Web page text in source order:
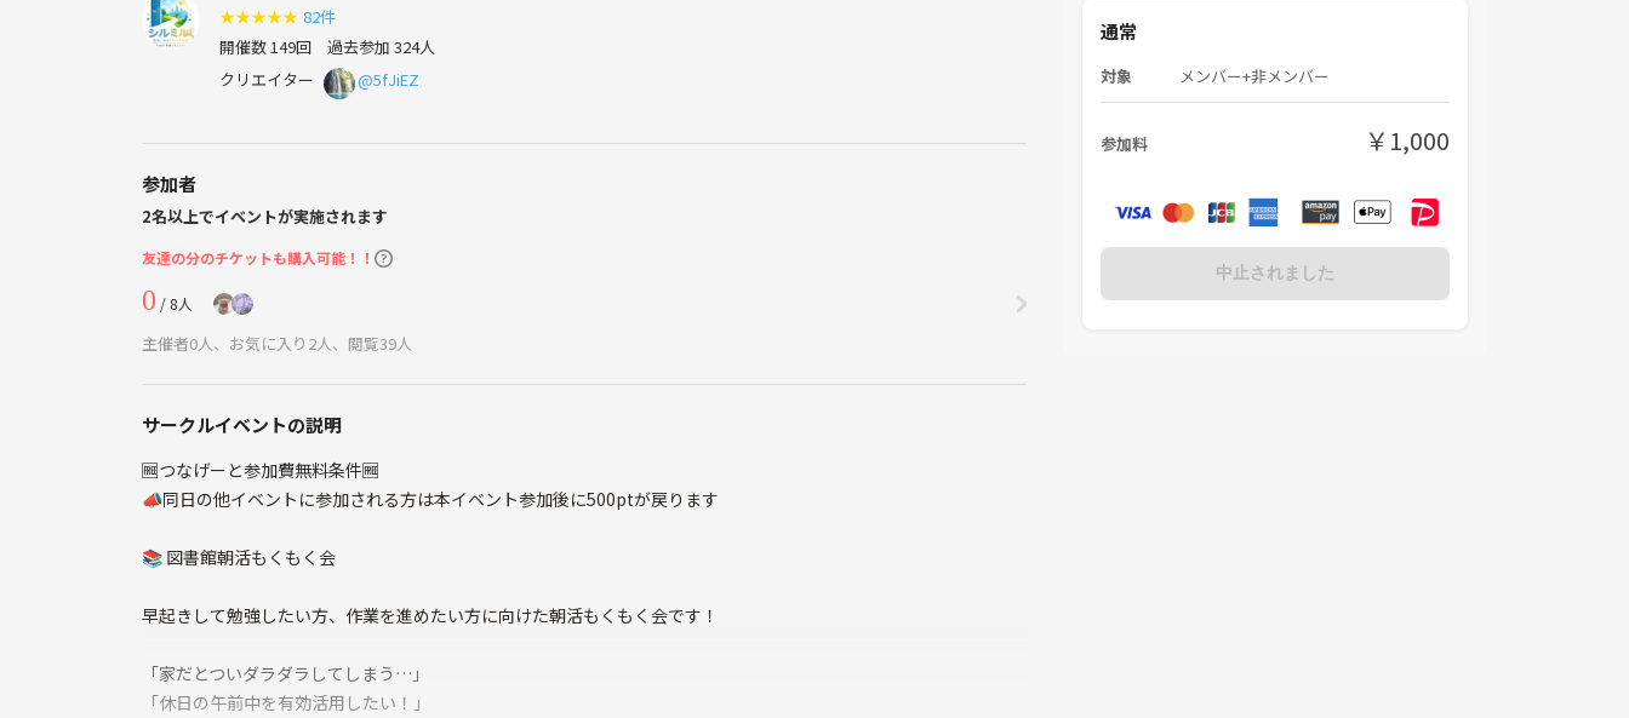
★★★★★ 82件
開催数 149回 過去参加 324人
クリエイター
@5fJiEZ
参加者
2名以上でイベントが実施されます
友達の分のチケットも購入可能！！
0 / 8人
主催者0人、お気に入り2人、閲覧39人
サークルイベントの説明
🆓つなげーと参加費無料条件🆓
📣同日の他イベントに参加される方は本イベント参加後に500ptが戻ります
📚 図書館朝活もくもく会
早起きして勉強したい方、作業を進めたい方に向けた朝活もくもく会です！
「家だとついダラダラしてしまう…」
「休日の午前中を有効活用したい！」
通常
対象 メンバー+非メンバー
参加料 ￥1,000
中止されました